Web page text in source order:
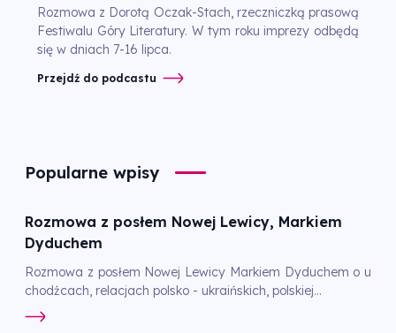
Rozmowa z Dorotą Oczak-Stach, rzeczniczką prasową
Festiwalu Góry Literatury. W tym roku imprezy odbędą
się w dniach 7-16 lipca.
Przejdź do podcastu
Popularne wpisy
Rozmowa z posłem Nowej Lewicy, Markiem
Dyduchem
Rozmowa z posłem Nowej Lewicy Markiem Dyduchem o u
chodźcach, relacjach polsko - ukraińskich, polskiej...